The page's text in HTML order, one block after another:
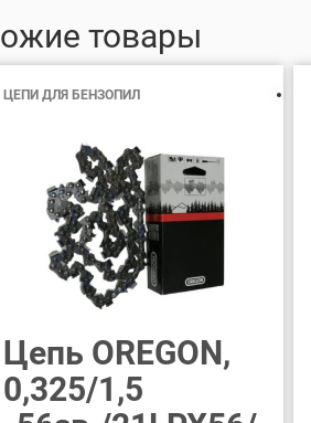
товары
ЦЕПИ ДЛЯ БЕНЗОПИЛ
Цепь OREGON,
0,325/1,5